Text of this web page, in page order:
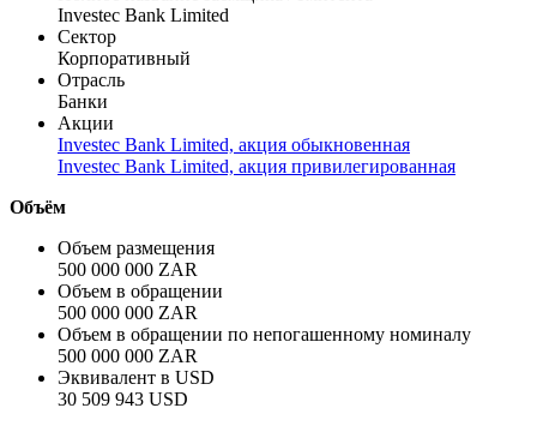
Эмитент
Investec Bank Limited
Полное название заёмщика / эмитента
Investec Bank Limited
Сектор
Корпоративный
Отрасль
Акции
Investec Bank Limited, акция привилегированная
Объём
Объем размещения
500 000 000 ZAR
Объем в обращении
500 000 000 ZAR